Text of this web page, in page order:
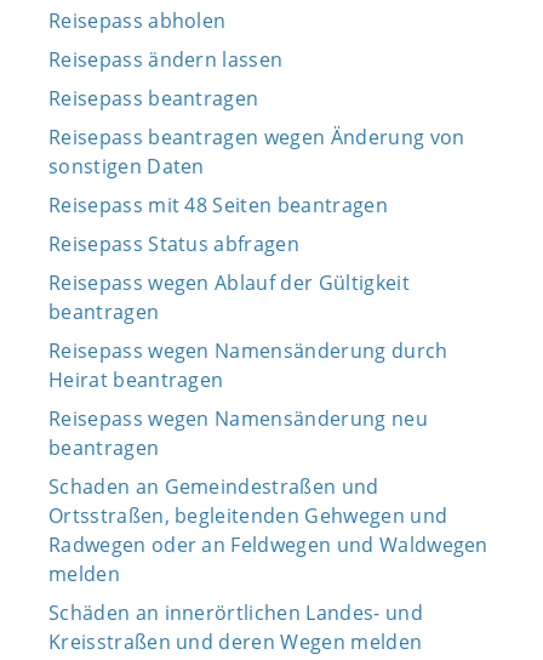
Reisepass abholen
Reisepass ändern lassen
Reisepass beantragen
Reisepass beantragen wegen Änderung von
sonstigen Daten
Reisepass mit 48 Seiten beantragen
Reisepass Status abfragen
Reisepass wegen Ablauf der Gültigkeit
beantragen
Reisepass wegen Namensänderung durch
Heirat beantragen
Reisepass wegen Namensänderung neu
beantragen
Schaden an Gemeindestraßen und
Ortsstraßen, begleitenden Gehwegen und
Radwegen oder an Feldwegen und Waldwegen
melden
Schäden an innerörtlichen Landes- und
Kreisstraßen und deren Wegen melden